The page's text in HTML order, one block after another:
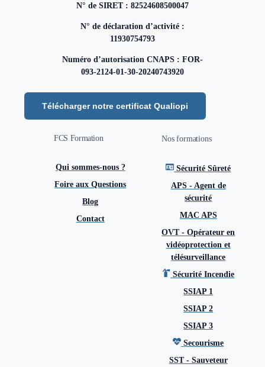
N° de SIRET : 82524608500047
N° de déclaration d’activité :
11930754793
Numéro d’autorisation CNAPS : FOR-
093-2124-01-30-20240743920
Télécharger notre certificat Qualiopi
FCS Formation
Qui sommes-nous ?
Foire aux Questions
Blog
Contact
Nos formations
Sécurité Sûreté
APS - Agent de
sécurité
MAC APS
OVT - Opérateur en
vidéoprotection et
télésurveillance
Sécurité Incendie
SSIAP 1
SSIAP 2
SSIAP 3
Secourisme
SST - Sauveteur